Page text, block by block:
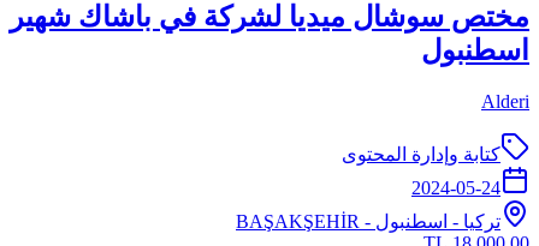
مختص سوشال ميديا لشركة في باشاك شهير
اسطنبول
Alderi
كتابة وإدارة المحتوى
2024-05-24
تركيا - اسطنبول - BAŞAKŞEHİR